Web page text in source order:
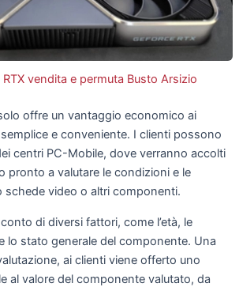
vendita e permuta Busto Arsizio
offre un vantaggio economico ai
e conveniente. I clienti possono
centri PC-Mobile, dove verranno accolti
pronto a valutare le condizioni e le
schede video o altri componenti.
di diversi fattori, come l’età, le
lo stato generale del componente. Una
ai clienti viene offerto uno
al valore del componente valutato, da